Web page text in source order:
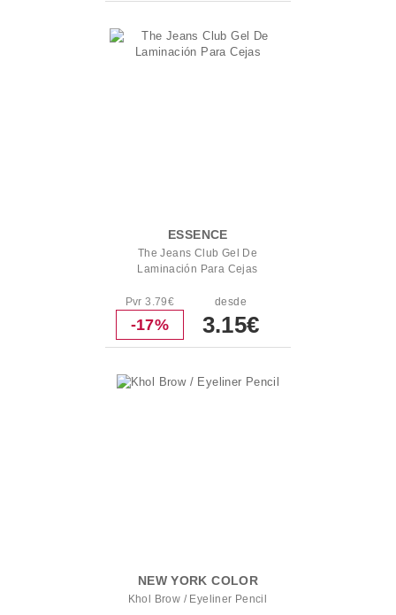
ESSENCE
The Jeans Club Gel De
Laminación Para Cejas
Pvr 3.79€
-17%
desde
3.15€
NEW YORK COLOR
Khol Brow / Eyeliner Pencil